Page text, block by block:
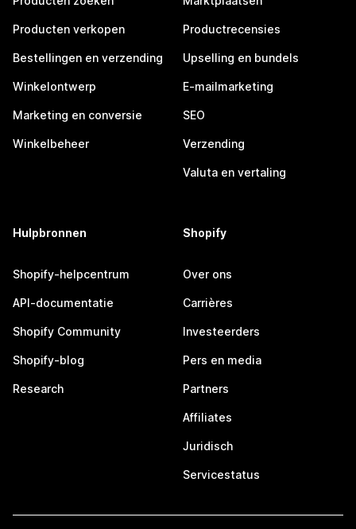
Producten verkopen
Bestellingen en verzending
Winkelontwerp
Marketing en conversie
Winkelbeheer
Productrecensies
Upselling en bundels
E-mailmarketing
SEO
Verzending
Valuta en vertaling
Hulpbronnen
Shopify-helpcentrum
API-documentatie
Shopify Community
Shopify-blog
Research
Shopify
Over ons
Carrières
Investeerders
Pers en media
Partners
Affiliates
Juridisch
Servicestatus